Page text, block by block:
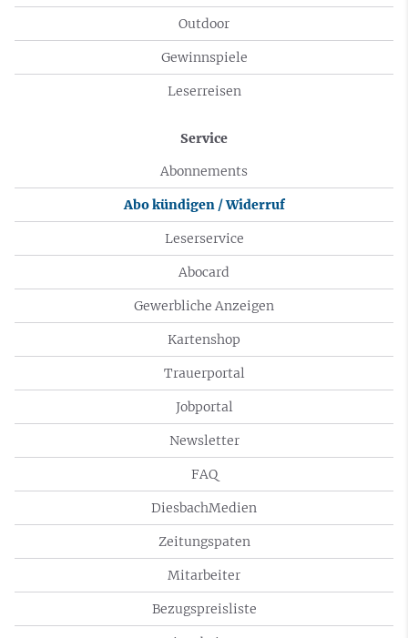
Outdoor
Gewinnspiele
Leserreisen
Service
Abonnements
Abo kündigen / Widerruf
Leserservice
Abocard
Gewerbliche Anzeigen
Kartenshop
Trauerportal
Jobportal
Newsletter
FAQ
DiesbachMedien
Zeitungspaten
Mitarbeiter
Bezugspreisliste